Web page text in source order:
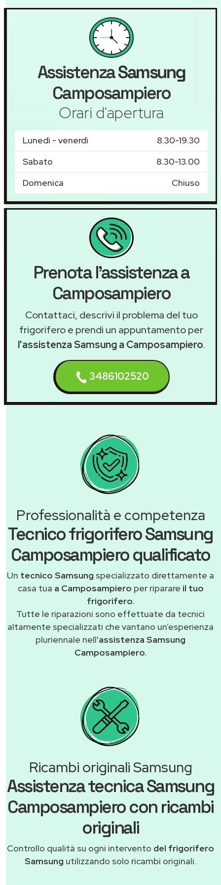
AssistenzaSamsung
Camposampiero
Orari d'apertura
Lunedì - venerdì
8.30-19.30
Sabato
8.30-13.00
Domenica
Chiuso
Prenota l'assistenza a
Camposampiero
Contattaci, descrivi il problema del tuo
frigorifero e prendi un appuntamento per
l'assistenza Samsung a Camposampiero.
3486102520
Professionalità e competenza
Tecnico frigorifero Samsung
Camposampiero qualificato
Un tecnico Samsung specializzato direttamente a
casa tua a Camposampiero per riparare il tuo
frigorifero.
Tutte le riparazioni sono effettuate da tecnici
altamente specializzati che vantano un’esperienza
pluriennale nell'assistenza Samsung
Camposampiero.
Ricambi originali Samsung
Assistenza tecnica Samsung
Camposampiero con ricambi
originali
Controllo qualità su ogni intervento del frigorifero
Samsung utilizzando solo ricambi originali.